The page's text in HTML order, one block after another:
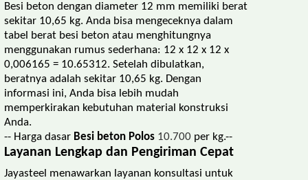
Besi beton dengan diameter 12 mm memiliki berat
sekitar 10,65 kg. Anda bisa mengeceknya dalam
tabel berat besi beton atau menghitungnya
menggunakan rumus sederhana: 12 x 12 x 12 x
0,006165 = 10.65312. Setelah dibulatkan,
beratnya adalah sekitar 10,65 kg. Dengan
informasi ini, Anda bisa lebih mudah
memperkirakan kebutuhan material konstruksi
Anda.
-- Harga dasar Besi beton Polos 10.700 per kg.--
Layanan Lengkap dan Pengiriman Cepat
Jayasteel menawarkan layanan konsultasi untuk